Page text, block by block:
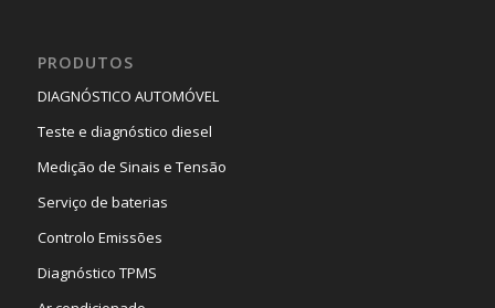
PRODUTOS
DIAGNÓSTICO AUTOMÓVEL
Teste e diagnóstico diesel
Medição de Sinais e Tensão
Serviço de baterias
Controlo Emissões
Diagnóstico TPMS